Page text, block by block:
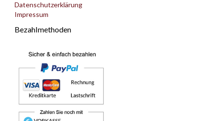
Datenschutzerklärung
Impressum
Bezahlmethoden